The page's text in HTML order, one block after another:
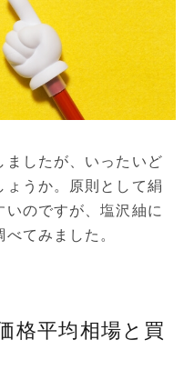
したが、いったいど
うか。原則として絹
のですが、塩沢紬に
てみました。
格平均相場と買